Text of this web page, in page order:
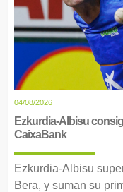
04/08/2026
Ezkurdia-Albisu
CaixaBank
Ezkurdia-Albisu
Bera, y suman su